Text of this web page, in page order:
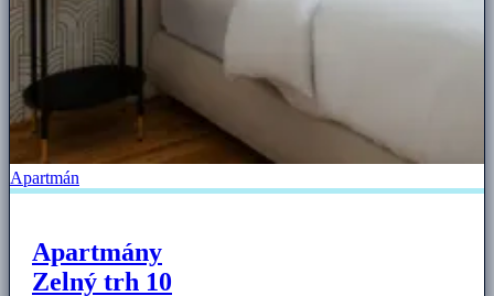
Apartmán
Apartmány
Zelný trh 10